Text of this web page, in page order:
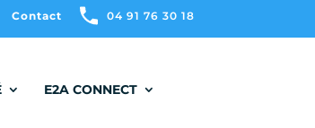
Contact 04 91 76 30 18
E2A CONNECT